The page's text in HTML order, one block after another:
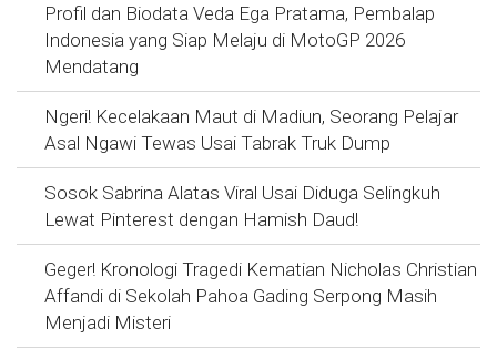
Profil dan Biodata Veda Ega Pratama, Pembalap
Indonesia yang Siap Melaju di MotoGP 2026
Mendatang
Ngeri! Kecelakaan Maut di Madiun, Seorang Pelajar
Asal Ngawi Tewas Usai Tabrak Truk Dump
Sosok Sabrina Alatas Viral Usai Diduga Selingkuh
Lewat Pinterest dengan Hamish Daud!
Geger! Kronologi Tragedi Kematian Nicholas Christian
Affandi di Sekolah Pahoa Gading Serpong Masih
Menjadi Misteri